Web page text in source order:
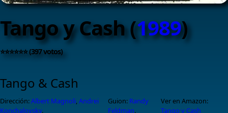
Tango y Cash (1989)
⭐⭐⭐⭐⭐⭐ (397 votos)
Tango & Cash
Dirección:Albert Magnoli,Andrei
Konchalovsky.
Guion: Randy
Feldman.
Ver en Amazon:
Tango y Cash